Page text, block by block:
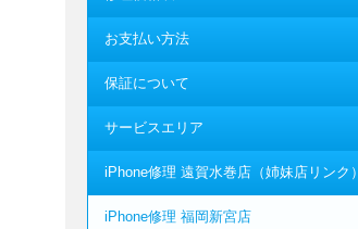
お支払い方法
保証について
サービスエリア
iPhone修理 遠賀水巻店（姉妹店リンク）
iPhone修理 福岡新宮店